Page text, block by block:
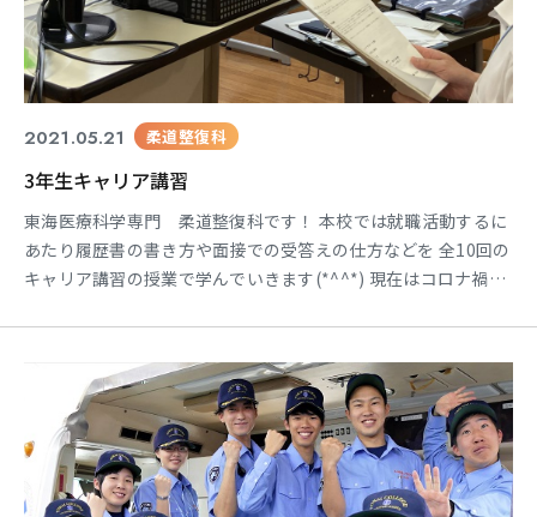
2021.05.21 柔道整復科
3年生キャリア講習
東海医療科学専門 柔道整復科です！ 本校では就職活動するに
あたり履歴書の書き方や面接での受答えの仕方などを 全10回の
キャリア講習の授業で学んでいきます(*^^*) 現在はコロナ禍の
『履歴書の作成』がテーマでした。 履歴書は自分を知ってもら
うための大切なツールの一つでもあり 書き方にもルールや注意
点がいくつかあります。 しっかり学んでいい印